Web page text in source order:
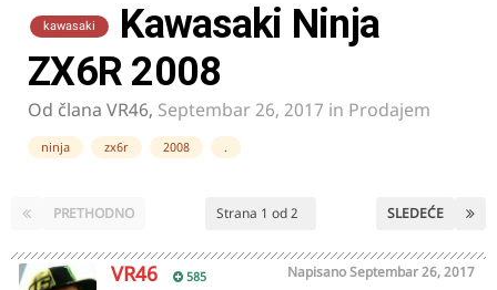
kawasaki
Kawasaki Ninja
ZX6R 2008
Od člana VR46, Septembar 26, 2017 in Prodajem
ninja zx6r 2008 .
PRETHODNO SLEDEĆE
Strana 1 od 2
VR46 585 NapisanoSeptembar 26, 2017